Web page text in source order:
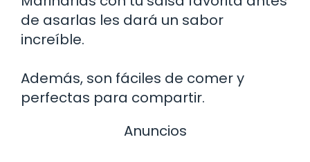
de asarlas les dará un sabor
increíble.
Además, son fáciles de comer y
perfectas para compartir.
Anuncios